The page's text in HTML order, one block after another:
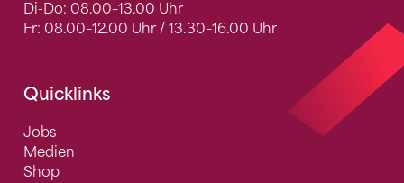
Di-Do: 08.00–13.00 Uhr
Fr: 08.00–12.00 Uhr / 13.30–16.00 Uhr
Quicklinks
Jobs
Medien
Shop